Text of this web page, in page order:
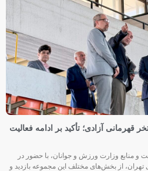
آزادی؛ تأکید بر ادامه فعالیت
منابع وزارت ورزش و جوانان، با حضور در
از بخش‌های مختلف این مجموعه بازدید و